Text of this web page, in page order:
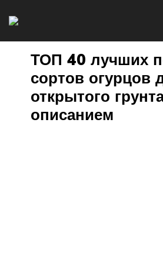
ТОП 40 лучших
сортов огурцов
открытого
описанием